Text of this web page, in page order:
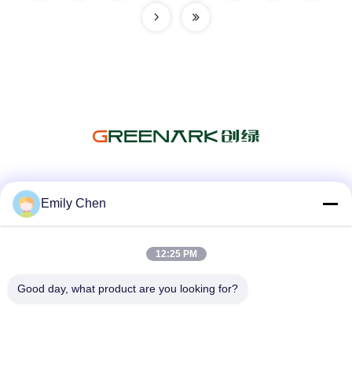
Emily Chen
12:25 PM
Good day, what product are you looking for?